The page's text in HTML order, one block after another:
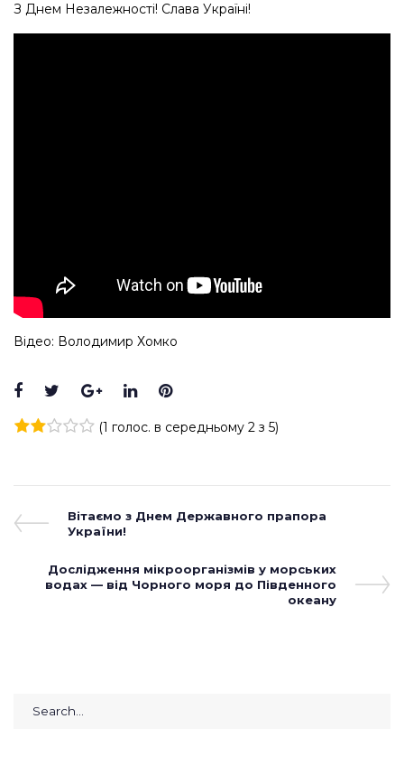
З Днем Незалежності! Слава Україні!
Відео: Володимир Хомко
Facebook
TwitterGoogle+
LinkedInPinterest
(1 голос. в середньому 2 з 5)
Навігація
записів
Previous
Post
Вітаємо з Днем Державного прапора
України!
Next
Post
Дослідження мікроорганізмів у морських
водах — від Чорного моря до Південного
океану
Search